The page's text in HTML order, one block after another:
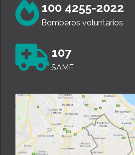
100 4255-2022
Bomberos voluntarios
107
SAME